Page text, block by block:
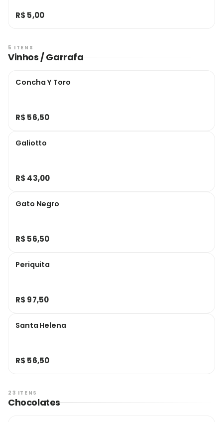
R$ 5,00
5 ITENS
Vinhos / Garrafa
Concha Y Toro
R$ 56,50
Galiotto
R$ 43,00
Gato Negro
R$ 56,50
Periquita
R$ 97,50
Santa Helena
R$ 56,50
23 ITENS
Chocolates